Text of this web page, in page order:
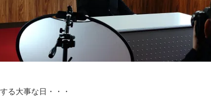
る大事な日・・・